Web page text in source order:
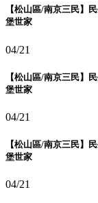
【松山區/南京三民】
堡世家
04/21
【松山區/南京三民】
堡世家
04/21
【松山區/南京三民】
堡世家
04/21